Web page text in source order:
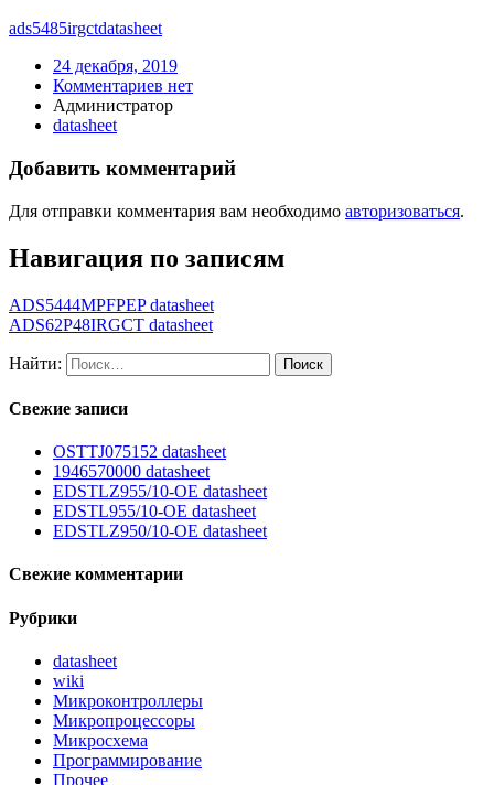
ads5485irgctdatasheet
24 декабря, 2019
Комментариев нет
Администратор
datasheet
Добавить комментарий
Для отправки комментария вам необходимо авторизоваться.
Навигация по записям
ADS5444MPFPEP datasheet
ADS62P48IRGCT datasheet
Найти:
Свежие записи
OSTTJ075152 datasheet
1946570000 datasheet
EDSTLZ955/10-OE datasheet
EDSTL955/10-OE datasheet
EDSTLZ950/10-OE datasheet
Свежие комментарии
Рубрики
datasheet
wiki
Микроконтроллеры
Микропроцессоры
Микросхема
Программирование
Прочее